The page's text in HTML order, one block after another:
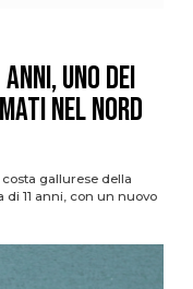
uno dei
nel nord
gallurese della
11 anni, con un nuovo